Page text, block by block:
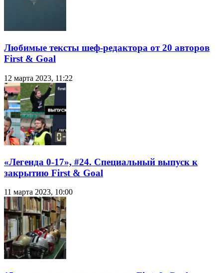
Любимые тексты шеф-редактора от 20 авторов
First & Goal
12 марта 2023, 11:22
«Легенда 0-17», #24. Специальный выпуск к
закрытию First & Goal
11 марта 2023, 10:00